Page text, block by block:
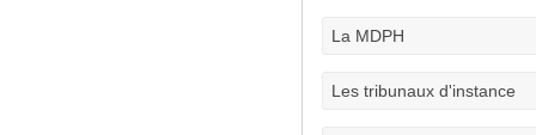
La MDPH
Les tribunaux d'instance